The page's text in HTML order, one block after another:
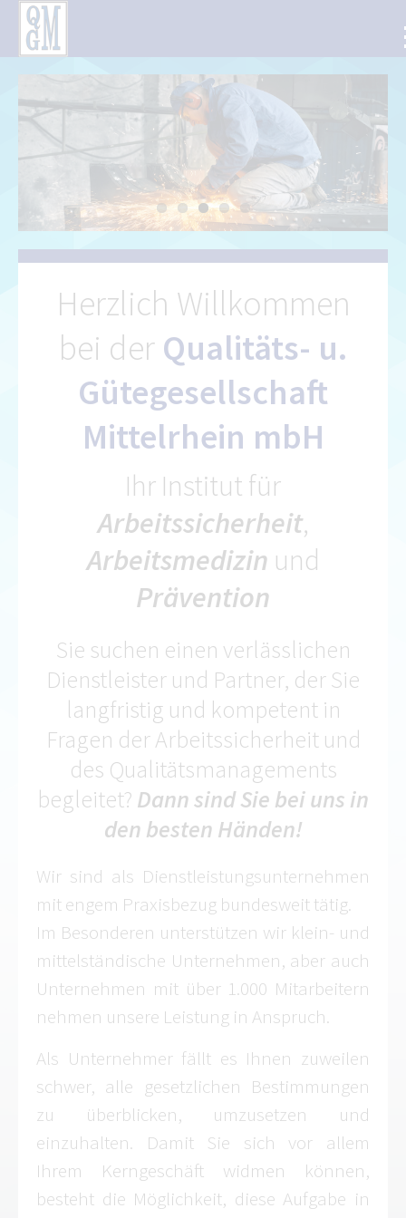
Herzlich Willkommen
bei der Qualitäts- u.
Gütegesellschaft
Mittelrhein mbH
Ihr Institut für
Arbeitssicherheit,
Arbeitsmedizin und
Prävention
Sie suchen einen verlässlichen
Dienstleister und Partner, der Sie
langfristig und kompetent in
Fragen der Arbeitssicherheit und
des Qualitätsmanagements
begleitet? Dann sind Sie bei uns in
den besten Händen!
Wir sind als Dienstleistungsunternehmen
mit engem Praxisbezug bundesweit tätig.
Im Besonderen unterstützen wir klein- und
mittelständische Unternehmen, aber auch
Unternehmen mit über 1.000 Mitarbeitern
nehmen unsere Leistung in Anspruch.
Als Unternehmer fällt es Ihnen zuweilen
schwer, alle gesetzlichen Bestimmungen
zu überblicken, umzusetzen und
einzuhalten. Damit Sie sich vor allem
Ihrem Kerngeschäft widmen können,
besteht die Möglichkeit, diese Aufgabe in